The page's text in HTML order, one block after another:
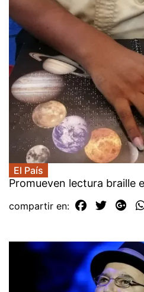
El País
Promueven lectura braille
compartir en: